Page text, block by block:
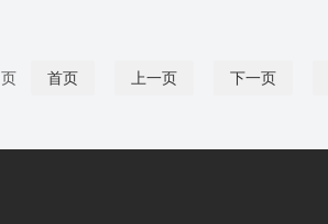
首页 上一页 下一页